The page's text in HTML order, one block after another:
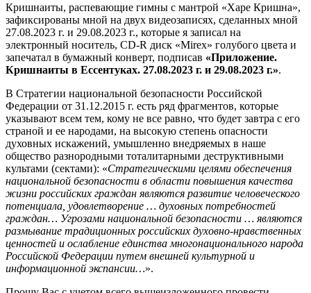
Кришнаиты, распевающие гимны с мантрой «Харе Кришна»,
зафиксированы мной на двух видеозаписях, сделанных мной
27.08.2023 г. и 29.08.2023 г., которые я записал на
электронный носитель, CD-R диск «Mirex» голубого цвета и
запечатал в бумажный конверт, подписав «Приложение.
Кришнаиты в Ессентуках. 27.08.2023 г. и 29.08.2023 г.».
В Стратегии национальной безопасности Российской
Федерации от 31.12.2015 г. есть ряд фрагментов, которые
указывают всем тем, кому не все равно, что будет завтра с его
страной и ее народами, на высокую степень опасности
духовных искажений, умышленно внедряемых в наше
общество разнородными тоталитарными деструктивными
культами (сектами): «Стратегическими целями обеспечения
национальной безопасности в области повышения качества
жизни российских граждан являются развитие человеческого
потенциала, удовлетворение … духовных потребностей
граждан… Угрозами национальной безопасности … являются
размывание традиционных российских духовно-нравственных
ценностей и ослабление единства многонационального народа
Российской Федерации путем внешней культурной и
информационной экспансии…».